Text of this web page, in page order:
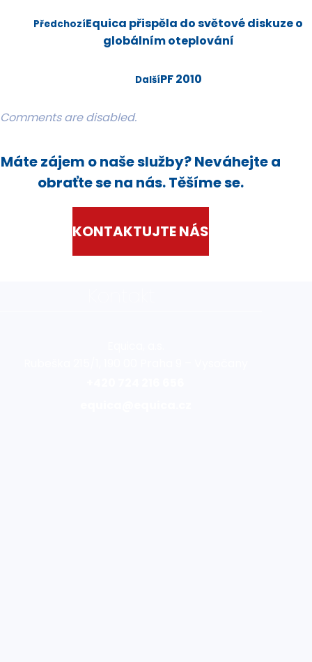
PředchozíEquica přispěla do světové diskuze o
globálním oteplování
DalšíPF 2010
Comments are disabled.
Máte zájem o naše služby? Neváhejte a
obraťte se na nás. Těšíme se.
KONTAKTUJTE NÁS